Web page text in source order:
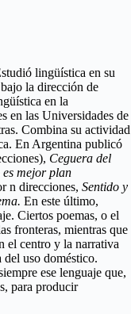
lingüística en su
la dirección de
en la
en las Universidades de
Combina su actividad
En Argentina publicó
Ceguera del
mejor plan
n direcciones, Sentido y
En este último,
Ciertos poemas, o el
fronteras, mientras que
el centro y la narrativa
del uso doméstico.
ese lenguaje que,
para producir